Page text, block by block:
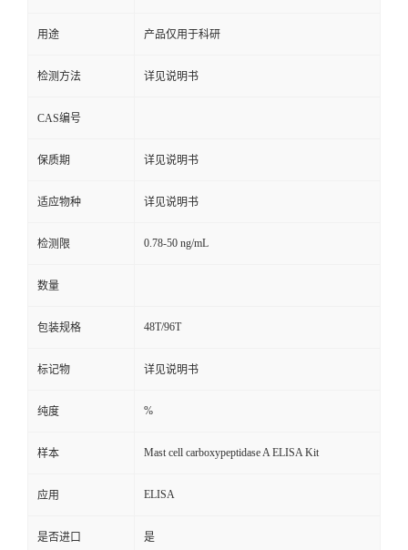
用途 产品仅用于科研
检测方法 详见说明书
CAS编号
保质期 详见说明书
适应物种 详见说明书
检测限 0.78-50 ng/mL
数量
包装规格 48T/96T
标记物 详见说明书
纯度 %
样本 Mast cell carboxypeptidase A ELISA Kit
应用 ELISA
是否进口 是